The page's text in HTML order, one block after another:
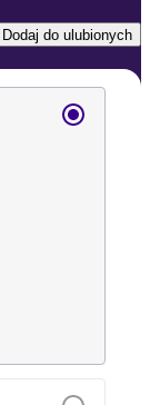
Dodaj do ulubionych